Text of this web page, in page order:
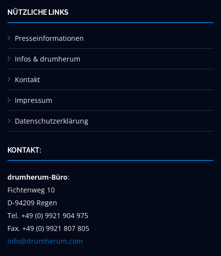
NÜTZLICHE LINKS
Presseinformationen
Infos & drumherum
Kontakt
Impressum
Datenschutzerklärung
KONTAKT:
drumherum-Büro:
Fichtenweg 10
D-94209 Regen
Tel. +49 (0) 9921 904 975
Fax. +49 (0) 9921 807 805
info@drumherum.com